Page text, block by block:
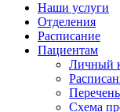
Наши услуги
Отделения
Расписание
Пациентам
Личный
Схема